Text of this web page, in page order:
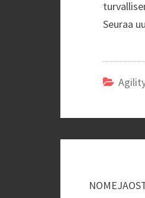
Seuraa